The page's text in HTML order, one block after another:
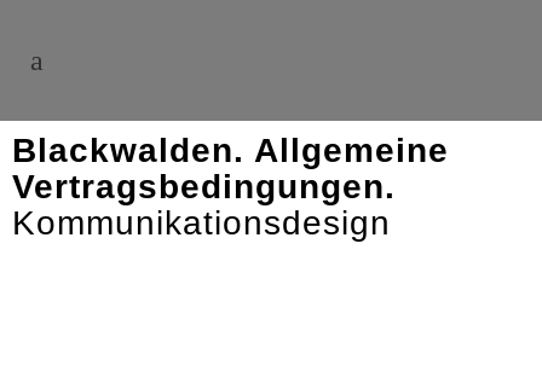
Blackwalden. Allgemeine
Vertragsbedingungen.
Kommunikationsdesign